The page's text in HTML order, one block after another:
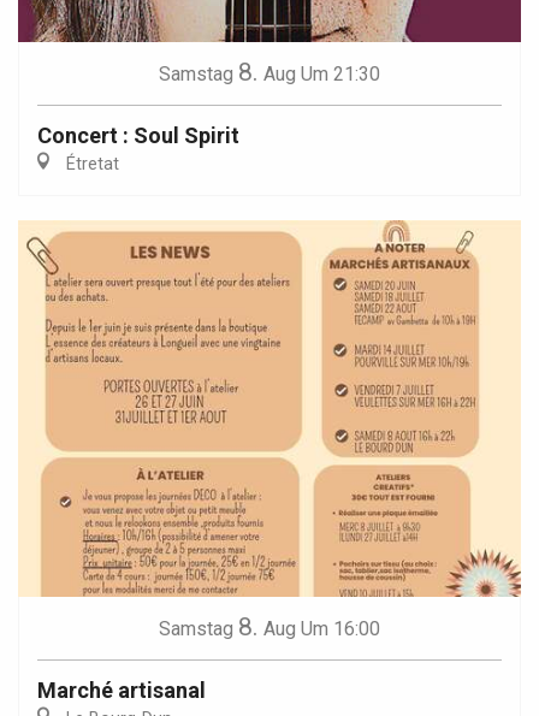
Samstag 8. Aug Um 21:30
Concert : Soul Spirit
Étretat
Samstag 8. Aug Um 16:00
Marché artisanal